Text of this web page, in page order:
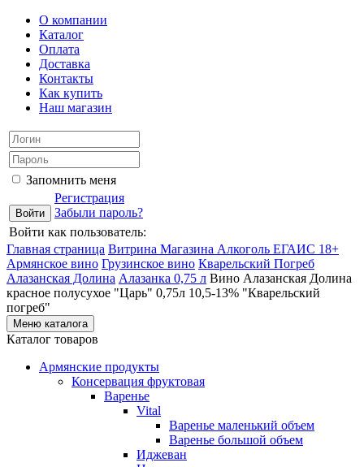
О компании
Каталог
Оплата
Доставка
Контакты
Как купить
Наш магазин
Запомнить меня
Регистрация
Забыли пароль?
Войти как пользователь:
Главная страница Витрина Магазина Алкоголь ЕГАИС 18+
Армянское вино Грузинское вино Кварельский Погреб
Алазанская Долина Алазанка 0,75 л Вино Алазанская Долина
красное полусухое "Царь" 0,75л 10,5-13% "Кварельский
погреб"
Меню каталога
Каталог товаров
Армянские продукты
Консервация фруктовая
Варенье
Vital
Варенье маленький объем
Варенье большой объем
Иджеван